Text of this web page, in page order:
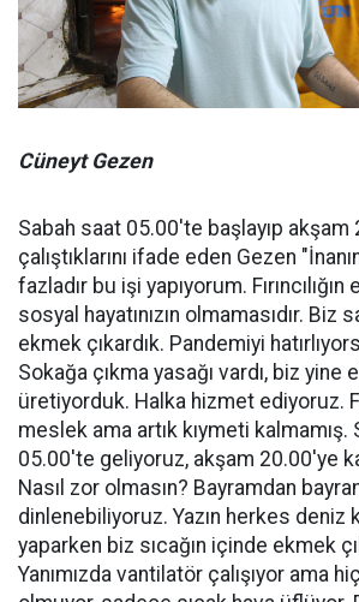
Cüneyt Gezen
Sabah saat 05.00'te başlayıp akşam
çalıştıklarını ifade eden Gezen
fazladır bu işi yapıyorum.
sosyal hayatınızın olmamasıdır. Biz
ekmek çıkardık. Pandemiyi
Sokağa çıkma yasağı vardı, biz yine
üretiyorduk. Halka hizmet ediyoruz.
meslek ama artık kıymeti kalmamış.
05.00'te geliyoruz, akşam 20.00'ye
Nasıl zor olmasın? Bayramdan
dinlenebiliyoruz. Yazın herkes deniz
yaparken biz sıcağın içinde ekmek
Yanımızda vantilatör çalışıyor ama